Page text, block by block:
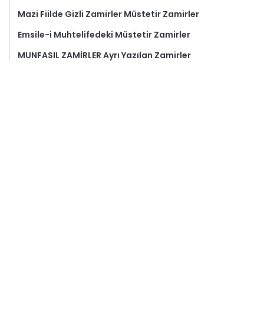
Mazi Fiilde Gizli Zamirler Müstetir Zamirler
Emsile-i Muhtelifedeki Müstetir Zamirler
MUNFASIL ZAMİRLER Ayrı Yazılan Zamirler